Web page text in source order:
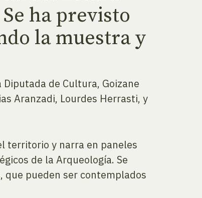
ha previsto
la muestra y
de Cultura, Goizane
Aranzadi, Lourdes Herrasti, y
territorio y narra en paneles
de la Arqueología. Se
que pueden ser contemplados